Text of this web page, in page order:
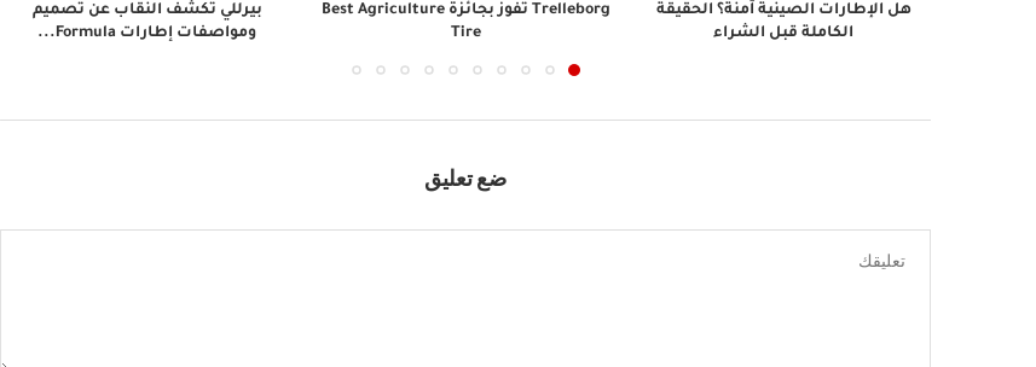
هل الإطارات الصينية آمنة؟ الحقيقة
الكاملة قبل الشراء
Trelleborg تفوز بجائزة Best Agriculture
Tire
بيرللي تكشف النقاب عن تصميم
ومواصفات إطارات Formula...
ضع تعليق